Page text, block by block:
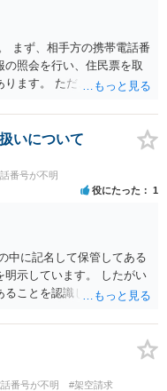
まず、相手方の携帯電話番
照会を行い、住民票を取
ります。 ただ、他人名義の
れば照会できる可能性はあ
より難しくなります。 身元
きません。 詐欺を含め、
ていきます。 さらに、渡し
査します。 上記を経て、
のであれば、まずは交渉
理解のとおり、詐欺である
件化が出来るのであれば、
民事上の詐欺の立証以上
ては、一度、最寄りの警察
いについて
番号が不明
役にたった 1
中に記名して保管してある
明示しています。 したがい
ることを認識していながら
意犯です。 過失犯の場合に
いからです。 おそらく，持
無記名（つまり，自分の
番号が不明 #架空請求